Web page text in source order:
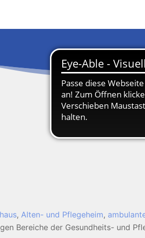
, Alten- und Pflegeheim,
Bereiche der Gesundheits- und